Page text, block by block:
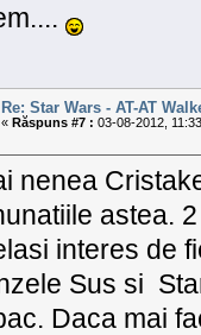
Re: Star Wars - AT-AT
« Răspuns #7 : 03-08-2012,
nenea
astea.
interes de
Sus si
Daca mai